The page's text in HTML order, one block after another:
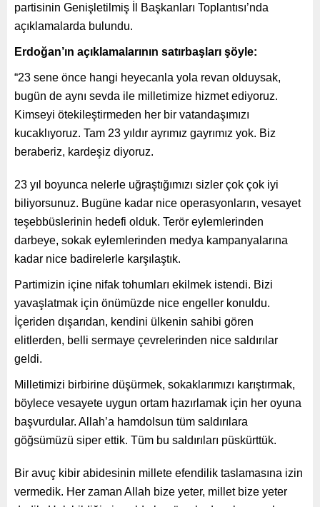
partisinin Genişletilmiş İl Başkanları Toplantısı’nda
açıklamalarda bulundu.
Erdoğan’ın açıklamalarının satırbaşları şöyle:
“23 sene önce hangi heyecanla yola revan olduysak,
bugün de aynı sevda ile milletimize hizmet ediyoruz.
Kimseyi ötekileştirmeden her bir vatandaşımızı
kucaklıyoruz. Tam 23 yıldır ayrımız gayrımız yok. Biz
beraberiz, kardeşiz diyoruz.
23 yıl boyunca nelerle uğraştığımızı sizler çok çok iyi
biliyorsunuz. Bugüne kadar nice operasyonların, vesayet
teşebbüslerinin hedefi olduk. Terör eylemlerinden
darbeye, sokak eylemlerinden medya kampanyalarına
kadar nice badirelerle karşılaştık.
Partimizin içine nifak tohumları ekilmek istendi. Bizi
yavaşlatmak için önümüzde nice engeller konuldu.
İçeriden dışarıdan, kendini ülkenin sahibi gören
elitlerden, belli sermaye çevrelerinden nice saldırılar
geldi.
Milletimizi birbirine düşürmek, sokaklarımızı karıştırmak,
böylece vesayete uygun ortam hazırlamak için her oyuna
başvurdular. Allah’a hamdolsun tüm saldırılara
göğsümüzü siper ettik. Tüm bu saldırıları püskürttük.
Bir avuç kibir abidesinin millete efendilik taslamasına izin
vermedik. Her zaman Allah bize yeter, millet bize yeter